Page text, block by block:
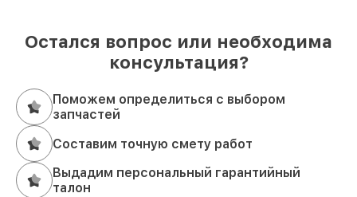
Остался вопрос или необходима
консультация?
Поможем определиться с выбором
запчастей
Составим точную смету работ
Выдадим персональный гарантийный
талон